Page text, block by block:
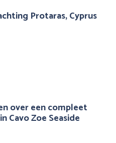
Protaras, Cyprus
over een compleet
Cavo Zoe Seaside